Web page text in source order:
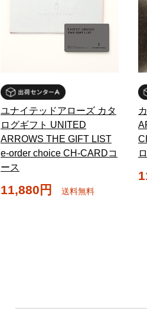
ユナイテッドアローズ カタ
ログギフト UNITED
ARROWS THE GIFT LIST
e-order choice CH-CARDコ
ース
11,880円 送料無料